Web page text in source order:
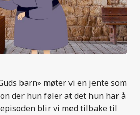
barn» møter vi en jente som
der hun føler at det hun har å
blir vi med tilbake til